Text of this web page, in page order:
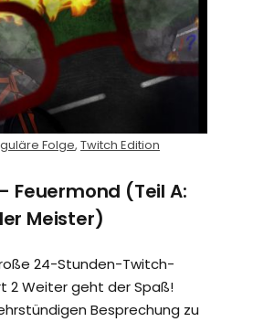
Folge, Twitch Edition
Feuermond (Teil A:
Meister)
24-Stunden-Twitch-
2 Weiter geht der Spaß!
Besprechung zu